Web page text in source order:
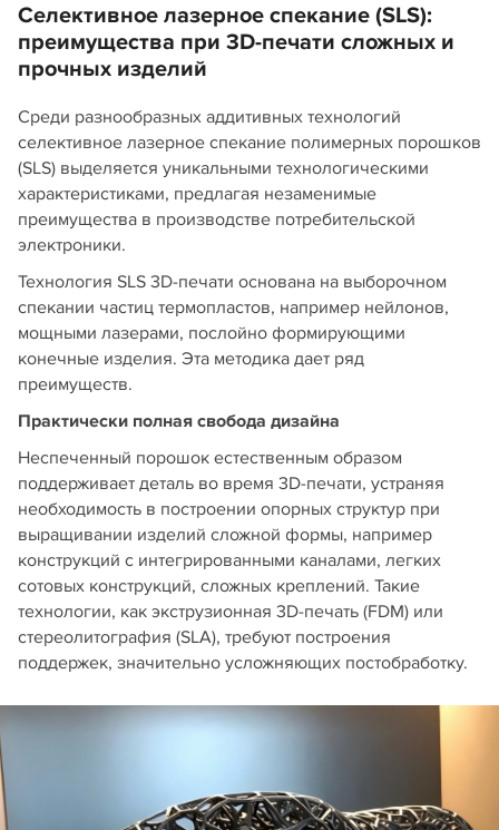
Селективное лазерное спекание (SLS):
преимущества при 3D-печати сложных и
прочных изделий
Среди разнообразных аддитивных технологий
селективное лазерное спекание полимерных порошков
(SLS) выделяется уникальными технологическими
характеристиками, предлагая незаменимые
преимущества в производстве потребительской
электроники.
Технология SLS 3D-печати основана на выборочном
спекании частиц термопластов, например нейлонов,
мощными лазерами, послойно формирующими
конечные изделия. Эта методика дает ряд
преимуществ.
Практически полная свобода дизайна
Неспеченный порошок естественным образом
поддерживает деталь во время 3D-печати, устраняя
необходимость в построении опорных структур при
выращивании изделий сложной формы, например
конструкций с интегрированными каналами, легких
сотовых конструкций, сложных креплений. Такие
технологии, как экструзионная 3D-печать (FDM) или
стереолитография (SLA), требуют построения
поддержек, значительно усложняющих постобработку.